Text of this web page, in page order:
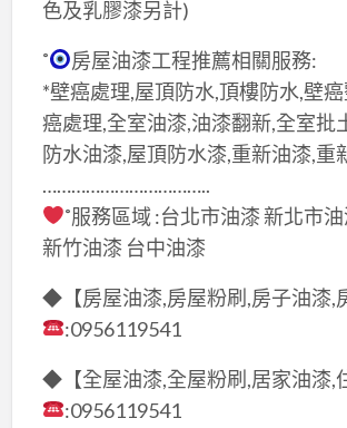
色及乳膠漆另計)
˚
房屋油漆工程推薦相關服務:
*壁癌處理,屋頂防水,頂樓防水,壁
癌處理,全室油漆,油漆翻新,全室批
防水油漆,屋頂防水漆,重新油漆,重
……………………………..
˚服務區域 :台北市油漆 新北市
新竹油漆 台中油漆
◆【房屋油漆,房屋粉刷,房子油漆,
:0956119541
◆【全屋油漆,全屋粉刷,居家油漆,
:0956119541